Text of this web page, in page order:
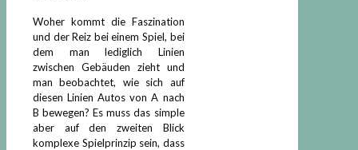
Woher kommt die Faszination
und der Reiz bei einem Spiel, bei
dem man lediglich Linien
zwischen Gebäuden zieht und
man beobachtet, wie sich auf
diesen Linien Autos von A nach
B bewegen? Es muss das simple
aber auf den zweiten Blick
komplexe Spielprinzip sein, dass